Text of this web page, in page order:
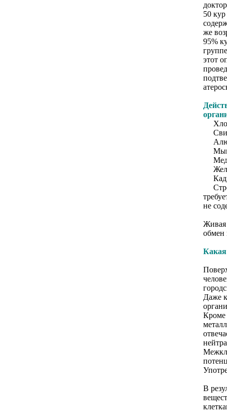
50
же
95%
этот
Хлор
Медь
не
Живая
обмен
Даже
Кроме
В